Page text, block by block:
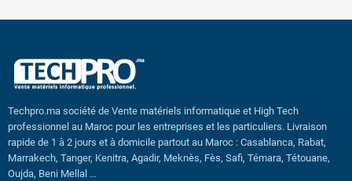
Techpro.ma société de Vente matériels informatique et High Tech
professionnel au Maroc pour les entreprises et les particuliers. Livraison
rapide de 1 à 2 jours et à domicile partout au Maroc : Casablanca, Rabat,
Marrakech, Tanger, Kenitra, Agadir, Meknès, Fès, Safi, Témara, Tétouane,
Oujda, Beni Mellal …